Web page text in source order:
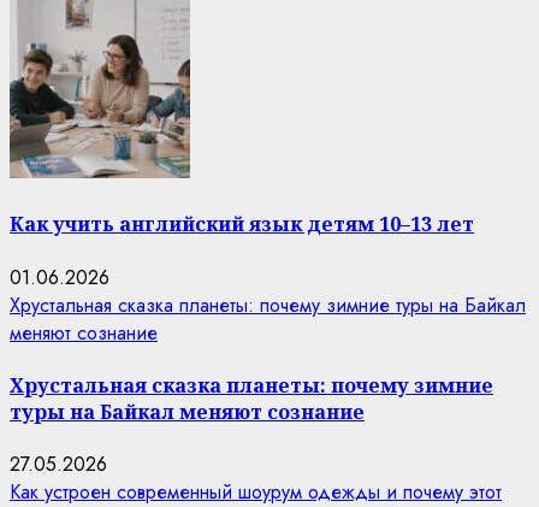
Как учить английский язык детям 10–13 лет
01.06.2026
Хрустальная сказка планеты: почему зимние туры на Байкал
меняют сознание
Хрустальная сказка планеты: почему зимние
туры на Байкал меняют сознание
27.05.2026
Как устроен современный шоурум одежды и почему этот